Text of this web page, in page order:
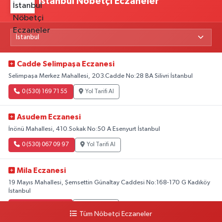
Cadde Selimpaşa Eczanesi
Selimpaşa Merkez Mahallesi, 203.Cadde No:28 BA Silivri İstanbul
0 (530) 169 71 55 Yol Tarifi Al
Asudem Eczanesi
İnönü Mahallesi, 410.Sokak No:50 A Esenyurt İstanbul
0 (530) 067 09 97 Yol Tarifi Al
Mila Eczanesi
19 Mayıs Mahallesi, Şemsettin Günaltay Caddesi No:168-170 G Kadıköy
İstanbul
Tüm Nöbetçi Eczaneler